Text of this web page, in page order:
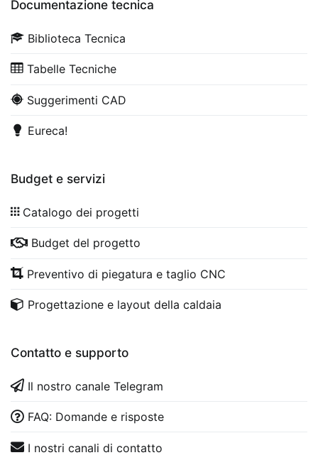
Documentazione tecnica
Biblioteca Tecnica
Tabelle Tecniche
Suggerimenti CAD
Eureca!
Budget e servizi
Catalogo dei progetti
Budget del progetto
Preventivo di piegatura e taglio CNC
Progettazione e layout della caldaia
Contatto e supporto
Il nostro canale Telegram
FAQ: Domande e risposte
I nostri canali di contatto